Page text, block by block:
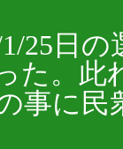
25日の
た。
事に